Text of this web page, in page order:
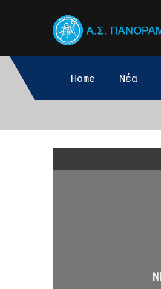
Home Νέα